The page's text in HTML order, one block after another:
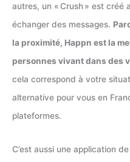
autres, un « Crush » est créé
échanger des messages.
la proximité, Happn est la
personnes vivant dans des
cela correspond à votre
alternative pour vous en
plateformes.
C’est aussi une application